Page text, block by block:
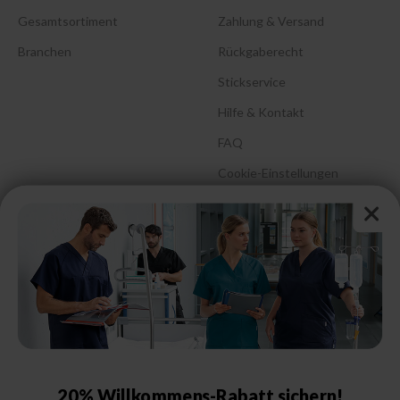
Gesamtsortiment
Branchen
Zahlung & Versand
Rückgaberecht
Stickservice
Hilfe & Kontakt
FAQ
Cookie-Einstellungen
Barrierefreiheitserklärung
Größenberatung &
Pflegehinweise
Größentabelle Damen
Größentabelle Schuhe
20% Willkommens-Rabatt sichern!